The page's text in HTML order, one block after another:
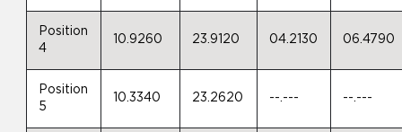
Position
4
10.9260 23.9120 04.2130 06.4790
Position
5
10.3340 23.2620 --.--- --.---